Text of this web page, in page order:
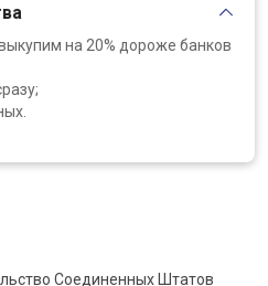
на 20% дороже банков
Соединенных Штатов